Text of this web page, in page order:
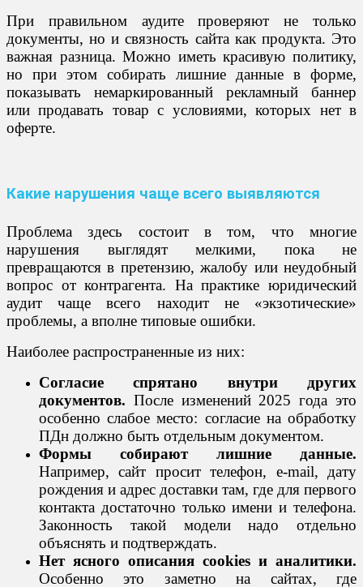
При правильном аудите проверяют не только
документы, но и связность сайта как продукта. Это
важная разница. Можно иметь красивую политику,
но при этом собирать лишние данные в форме,
показывать немаркированный рекламный баннер
или продавать товар с условиями, которых нет в
оферте.
Какие нарушения чаще всего выявляются
Проблема здесь состоит в том, что многие
нарушения выглядят мелкими, пока не
превращаются в претензию, жалобу или неудобный
вопрос от контрагента. На практике юридический
аудит чаще всего находит не «экзотические»
проблемы, а вполне типовые ошибки.
Наиболее распространенные из них:
Согласие спрятано внутри других
документов. После изменений 2025 года это
особенно слабое место: согласие на обработку
ПДн должно быть отдельным документом.
Формы собирают лишние данные.
Например, сайт просит телефон, e-mail, дату
рождения и адрес доставки там, где для первого
контакта достаточно только имени и телефона.
Законность такой модели надо отдельно
объяснять и подтверждать.
Нет ясного описания cookies и аналитики.
Особенно это заметно на сайтах, где